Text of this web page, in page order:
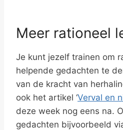
Meer rationeel
Je kunt jezelf trainen om
helpende gedachten te
van de kracht van
ook het artikel ‘Verval en
deze week nog eens na.
gedachten bijvoorbeeld